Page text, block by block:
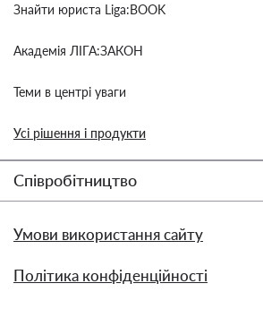
Знайти юриста Liga:BOOK
Академія ЛІГА:ЗАКОН
Теми в центрі уваги
Усі рішення і продукти
Співробітництво
Умови використання сайту
Політика конфіденційності